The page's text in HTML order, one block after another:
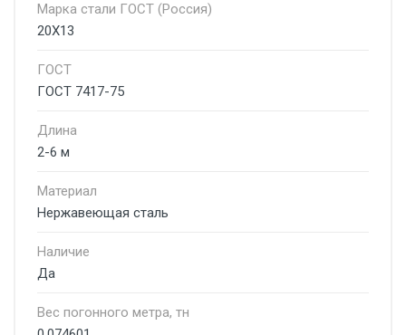
Марка стали ГОСТ (Россия)
20Х13
ГОСТ
ГОСТ 7417-75
Длина
2-6 м
Материал
Нержавеющая сталь
Наличие
Да
Вес погонного метра, тн